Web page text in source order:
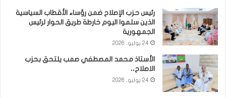
رئيس حزب الإصلاح ضمن رؤساء الأقطاب السياسية
الذين سلموا اليوم خارطة طريق الحوار لرئيس
الجمهورية
24 يوليو، 2026
الأستاذ محمد المصطفي صمب يلتحق بحزب
الاصلاح،،
24 يوليو، 2026